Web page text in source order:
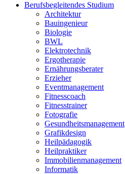
Berufsbegleitendes Studium
Architektur
Bauingenieur
Biologie
BWL
Elektrotechnik
Ergotherapie
Ernährungsberater
Erzieher
Eventmanagement
Fitnesscoach
Fitnesstrainer
Fotografie
Gesundheitsmanagement
Grafikdesign
Heilpädagogik
Heilpraktiker
Immobilienmanagement
Informatik